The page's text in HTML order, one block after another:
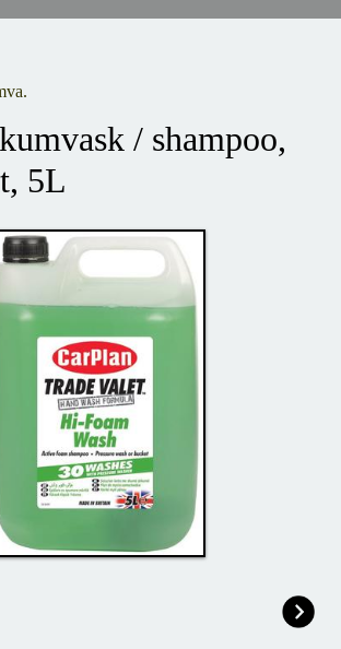
/ shampoo,
5L